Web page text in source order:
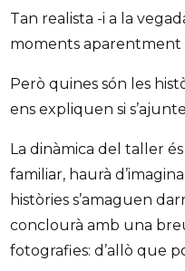
Tan realista -i a la
moments aparentment
Però quines són les
ens expliquen si
La dinàmica del taller
familiar, haurà
històries s’amaguen
conclourà amb una
fotografies: d’allò que